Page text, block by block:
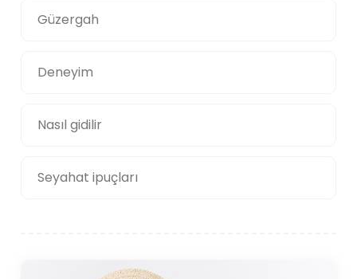
Güzergah
Deneyim
Nasıl gidilir
Seyahat ipuçları